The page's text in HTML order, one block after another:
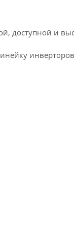
доступной и
инверторов